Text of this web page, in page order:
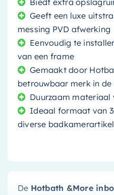
Biedt extra
Geeft een luxe
messing PVD afwerking
Eenvoudig te
van een frame
Gemaakt door
betrouwbaar merk in
Duurzaam
Ideaal formaat van
diverse
De Hotbath &More